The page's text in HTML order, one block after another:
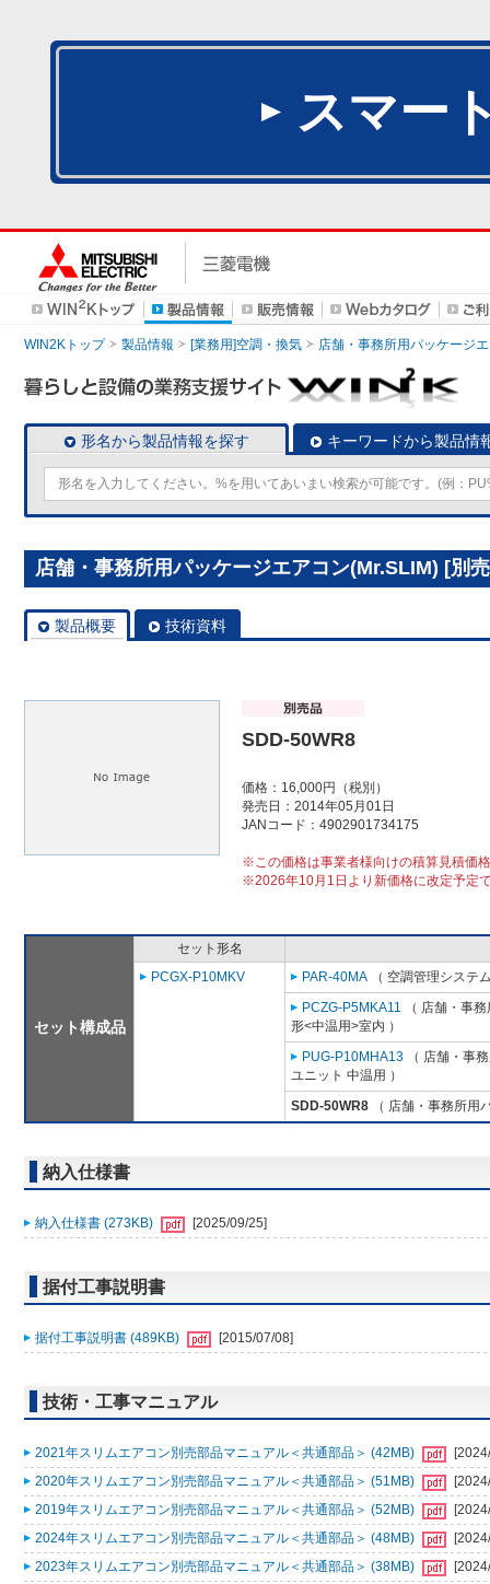
スマー
WIN2Kトップ 製品情報 [業務用]空調・換気 店舗・事務所用パッケージ
形名から製品情報を探す キーワードから製品情
店舗・事務所用パッケージエアコン(Mr.SLIM) [別
製品概要 技術資料
SDD-50WR8
価格：16,000円（税別）
発売日：2014年05月01日
JANコード：4902901734175
※この価格は事業者様向けの積算見積価
※2026年10月1日より新価格に改定予定
セット構成品
セット形名
PCGX-P10MKV
PAR-40MA （ 空調管理システ
PCZG-P5MKA11 （ 店舗・事
形<中温用>室内 ）
PUG-P10MHA13 （ 店舗・事
ユニット 中温用 ）
SDD-50WR8 （ 店舗・事務所用
納入仕様書
納入仕様書 (273KB) [2025/09/25]
据付工事説明書
据付工事説明書 (489KB) [2015/07/08]
技術・工事マニュアル
2021年スリムエアコン別売部品マニュアル＜共通部品＞ (42MB)
2020年スリムエアコン別売部品マニュアル＜共通部品＞ (51MB)
2019年スリムエアコン別売部品マニュアル＜共通部品＞ (52MB)
2024年スリムエアコン別売部品マニュアル＜共通部品＞ (48MB)
2023年スリムエアコン別売部品マニュアル＜共通部品＞ (38MB)